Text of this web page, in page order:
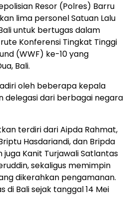
Resor (Polres) Barru
lima personel Satuan Lalu
untuk bertugas dalam
Konferensi Tingkat Tinggi
(WWF) ke-10 yang
Bali.
oleh beberapa kepala
delegasi dari berbagai negara
terdiri dari Aipda Rahmat,
Hasdariandi, dan Bripda
juga Kanit Turjawali Satlantas
sekaligus memimpin
dikerahkan pengamanan.
di Bali sejak tanggal 14 Mei